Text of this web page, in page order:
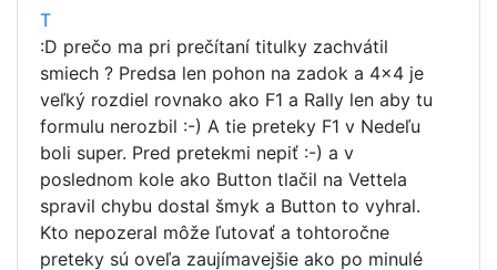
T
:D prečo ma pri prečítaní titulky zachvátil
smiech ? Predsa len pohon na zadok a 4x4 je
veľký rozdiel rovnako ako F1 a Rally len aby tu
formulu nerozbil :-) A tie preteky F1 v Nedeľu
boli super. Pred pretekmi nepiť :-) a v
poslednom kole ako Button tlačil na Vettela
spravil chybu dostal šmyk a Button to vyhral.
Kto nepozeral môže ľutovať a tohtoročne
preteky sú oveľa zaujímavejšie ako po minulé